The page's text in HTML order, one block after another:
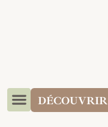
DÉCOUVRIR